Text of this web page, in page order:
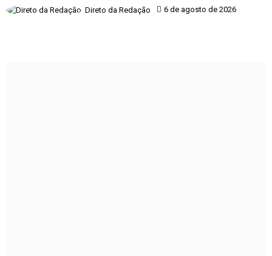
Direto da Redação 6 de agosto de 2026